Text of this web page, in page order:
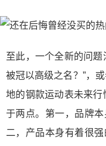
至此，一个全新的问
被冠以高级之名？”，
地的钢款运动表未来行
于两点。第一，品牌
二，产品本身有着很